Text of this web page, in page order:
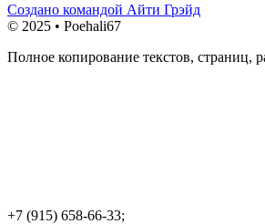
Создано командой Айти Грэйд
© 2025 • Poehali67
Полное копирование текстов, страниц,
+7 (915) 658-66-33;